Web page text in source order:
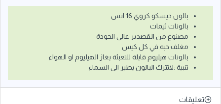
بالون ديسكو كروي 16 انش
بالونات ثيمات
مصنوع من القصدير عالي الجودة
مغلف حبه في كل كيس
بالونات هيليوم قابلة للتعبئة بغاز الهيليوم او الهواء
تنبية :لاتترك البالون يطير الى السماء
تعليقات